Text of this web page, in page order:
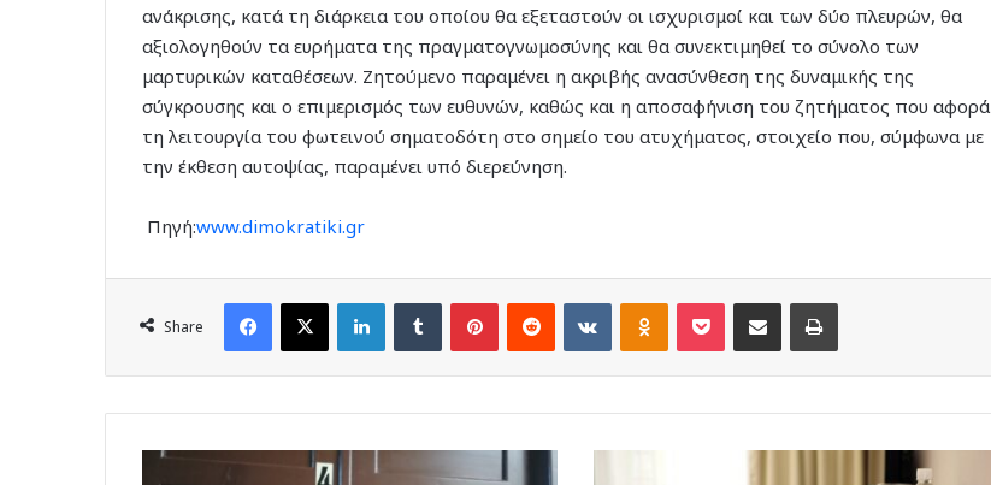
ανάκρισης, κατά τη διάρκεια του οποίου θα εξεταστούν οι ισχυρισμοί και των δύο πλευρών, θα
αξιολογηθούν τα ευρήματα της πραγματογνωμοσύνης και θα συνεκτιμηθεί το σύνολο των
μαρτυρικών καταθέσεων. Ζητούμενο παραμένει η ακριβής ανασύνθεση της δυναμικής της
σύγκρουσης και ο επιμερισμός των ευθυνών, καθώς και η αποσαφήνιση του ζητήματος που αφορά
τη λειτουργία του φωτεινού σηματοδότη στο σημείο του ατυχήματος, στοιχείο που, σύμφωνα με
την έκθεση αυτοψίας, παραμένει υπό διερεύνηση.​​​​​​​​​​​​​​​​
Πηγή:www.dimokratiki.gr
Share
Facebook
X LinkedInTumblr PinterestReddit VKontakteOdnoklassniki
Pocket Share via Email Print
Στον